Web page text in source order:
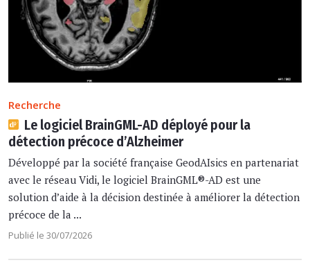
Recherche
Le logiciel BrainGML-AD déployé pour la
détection précoce d’Alzheimer
Développé par la société française GeodAIsics en partenariat
avec le réseau Vidi, le logiciel BrainGML®-AD est une
solution d’aide à la décision destinée à améliorer la détection
précoce de la ...
Publié le 30/07/2026